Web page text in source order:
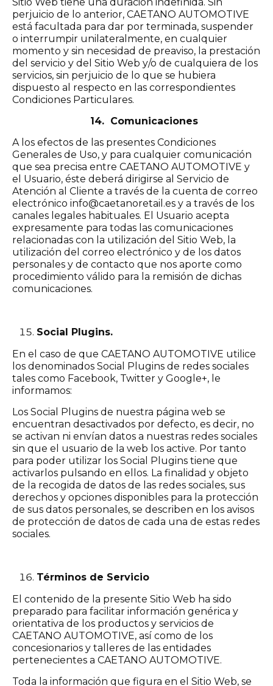
perjuicio de lo anterior, CAETANO AUTOMOTIVE
está facultada para dar por terminada, suspender
o interrumpir unilateralmente, en cualquier
momento y sin necesidad de preaviso, la prestación
del servicio y del Sitio Web y/o de cualquiera de los
servicios, sin perjuicio de lo que se hubiera
dispuesto al respecto en las correspondientes
Condiciones Particulares.
14. Comunicaciones
A los efectos de las presentes Condiciones
Generales de Uso, y para cualquier comunicación
que sea precisa entre CAETANO AUTOMOTIVE y
el Usuario, éste deberá dirigirse al Servicio de
Atención al Cliente a través de la cuenta de correo
electrónico info@caetanoretail.es y a través de los
canales legales habituales. El Usuario acepta
expresamente para todas las comunicaciones
relacionadas con la utilización del Sitio Web, la
utilización del correo electrónico y de los datos
personales y de contacto que nos aporte como
procedimiento válido para la remisión de dichas
comunicaciones.
Social Plugins.
En el caso de que CAETANO AUTOMOTIVE utilice
los denominados Social Plugins de redes sociales
tales como Facebook, Twitter y Google+, le
informamos:
Los Social Plugins de nuestra página web se
encuentran desactivados por defecto, es decir, no
se activan ni envían datos a nuestras redes sociales
sin que el usuario de la web los active. Por tanto
para poder utilizar los Social Plugins tiene que
activarlos pulsando en ellos. La finalidad y objeto
de la recogida de datos de las redes sociales, sus
derechos y opciones disponibles para la protección
de sus datos personales, se describen en los avisos
de protección de datos de cada una de estas redes
sociales.
Términos de Servicio
El contenido de la presente Sitio Web ha sido
preparado para facilitar información genérica y
orientativa de los productos y servicios de
CAETANO AUTOMOTIVE, así como de los
concesionarios y talleres de las entidades
pertenecientes a CAETANO AUTOMOTIVE.
Toda la información que figura en el Sitio Web, se